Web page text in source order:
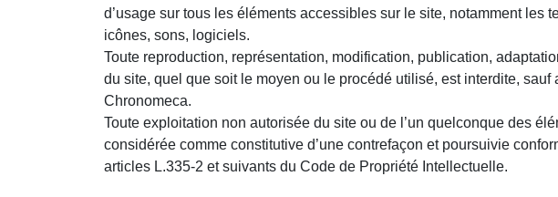
d’usage sur tous les éléments accessibles sur le site, notamment les
icônes, sons, logiciels.
Toute reproduction, représentation, modification, publication,
du site, quel que soit le moyen ou le procédé utilisé, est interdite, sauf
Chronomeca.
Toute exploitation non autorisée du site ou de l’un quelconque des
considérée comme constitutive d’une contrefaçon et poursuivie
articles L.335-2 et suivants du Code de Propriété Intellectuelle.